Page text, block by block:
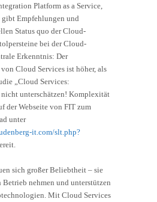
Platform as a Service,
gibt Empfehlungen und
Status quo der Cloud-
bei der Cloud-
Erkenntnis: Der
Cloud Services ist höher, als
„Cloud Services:
unterschätzen! Komplexität
der Webseite von FIT zum
unter
it.com/slt.php?
sich großer Beliebtheit – sie
Betrieb nehmen und unterstützen
Mit Cloud Services